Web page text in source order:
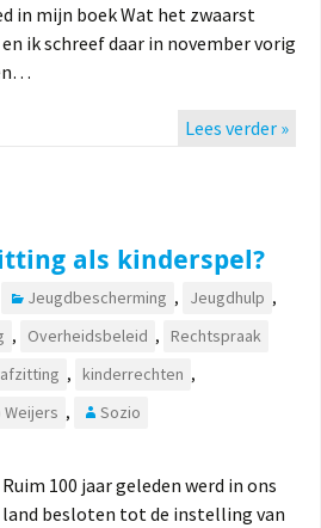
in mijn boek Wat het zwaarst
ik schreef daar in november vorig
Lees verder »
als kinderspel?
Jeugdbescherming , Jeugdhulp ,
, Overheidsbeleid , Rechtspraak
, kinderrechten ,
Weijers , Sozio
Ruim 100 jaar geleden werd in ons
land besloten tot de instelling van